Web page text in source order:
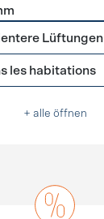
Lüftung
Lüftungen
les habitations
+ alle öffnen